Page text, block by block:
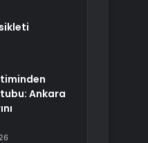
Ankara